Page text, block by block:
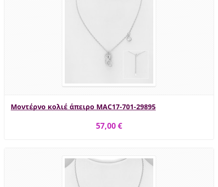
Μοντέρνο κολιέ άπειρο MAC17-701-29895
57,00 €